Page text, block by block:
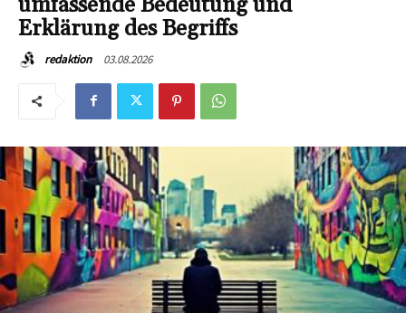
Erklärung des Begriffs
redaktion 03.08.2026